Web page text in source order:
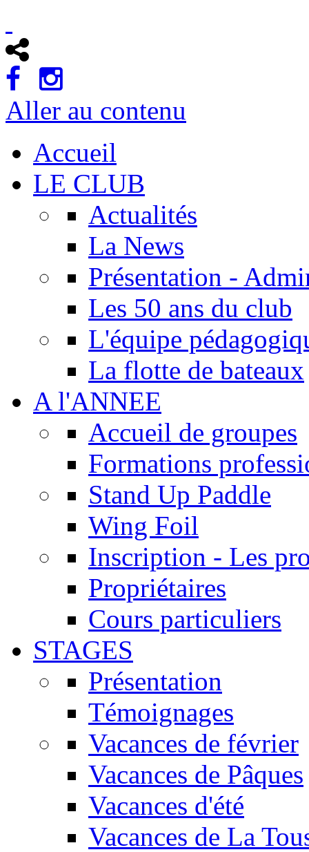
Aller au contenu
Accueil
LE CLUB
Actualités
La News
Présentation -
Les 50 ans du club
L'équipe
La flotte de bateaux
A l'ANNEE
Accueil de groupes
Formations
Stand Up Paddle
Wing Foil
Inscription - Les
Propriétaires
Cours particuliers
STAGES
Présentation
Témoignages
Vacances de février
Vacances de Pâques
Vacances d'été
Vacances de La